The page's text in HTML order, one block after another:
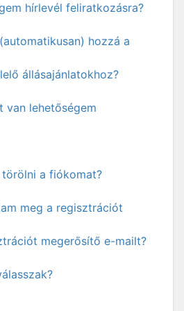
hírlevél feliratkozásra?
hozzá a
állásajánlatokhoz?
van lehetőségem
a fiókomat?
meg a regisztrációt
megerősítő e-mailt?